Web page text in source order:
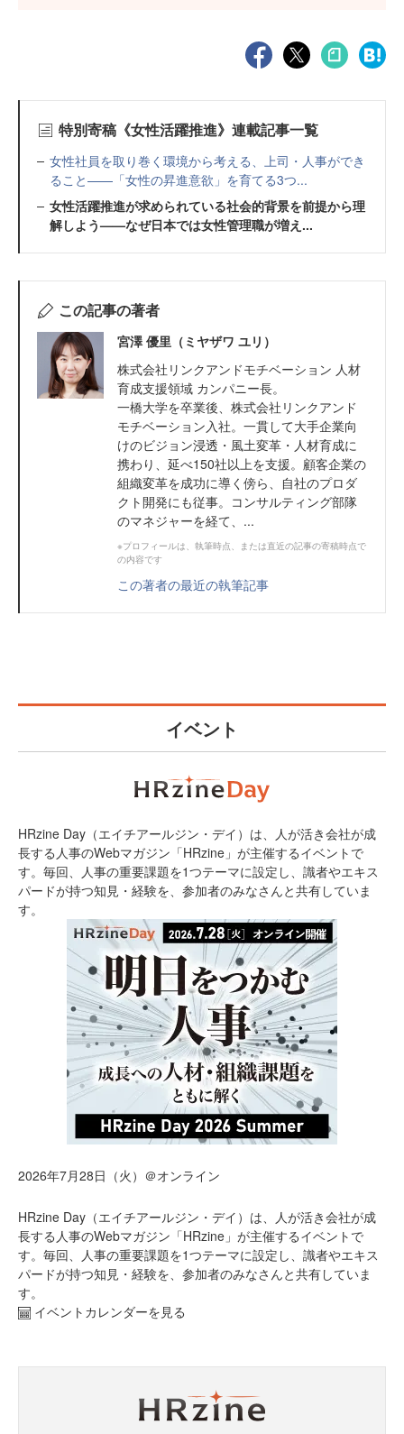
特別寄稿《女性活躍推進》連載記事一覧
女性社員を取り巻く環境から考える、上司・人事ができ
ること——「女性の昇進意欲」を育てる3つ...
女性活躍推進が求められている社会的背景を前提から理
解しよう——なぜ日本では女性管理職が増え...
この記事の著者
宮澤 優里（ミヤザワ ユリ）
株式会社リンクアンドモチベーション 人材
育成支援領域 カンパニー長。
一橋大学を卒業後、株式会社リンクアンド
モチベーション入社。一貫して大手企業向
けのビジョン浸透・風土変革・人材育成に
携わり、延べ150社以上を支援。顧客企業の
組織変革を成功に導く傍ら、自社のプロダ
クト開発にも従事。コンサルティング部隊
のマネジャーを経て、...
※プロフィールは、執筆時点、または直近の記事の寄稿時点で
の内容です
この著者の最近の執筆記事
イベント
HRzine Day（エイチアールジン・デイ）は、人が活き会社が成
長する人事のWebマガジン「HRzine」が主催するイベントで
す。毎回、人事の重要課題を1つテーマに設定し、識者やエキス
パードが持つ知見・経験を、参加者のみなさんと共有していま
す。
2026年7月28日（火）＠オンライン
HRzine Day（エイチアールジン・デイ）は、人が活き会社が成
長する人事のWebマガジン「HRzine」が主催するイベントで
す。毎回、人事の重要課題を1つテーマに設定し、識者やエキス
パードが持つ知見・経験を、参加者のみなさんと共有していま
す。
イベントカレンダーを見る